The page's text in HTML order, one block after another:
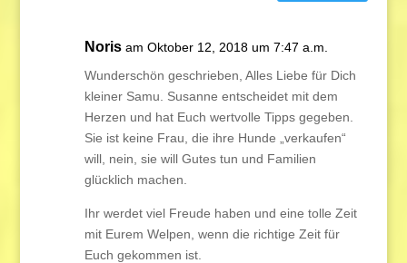
Noris am Oktober 12, 2018 um 7:47 a.m.
Wunderschön geschrieben, Alles Liebe für Dich
kleiner Samu. Susanne entscheidet mit dem
Herzen und hat Euch wertvolle Tipps gegeben.
Sie ist keine Frau, die ihre Hunde „verkaufen“
will, nein, sie will Gutes tun und Familien
glücklich machen.
Ihr werdet viel Freude haben und eine tolle Zeit
mit Eurem Welpen, wenn die richtige Zeit für
Euch gekommen ist.